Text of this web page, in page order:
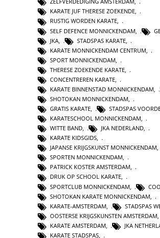
KARATE JUF THERESE ZOEKENDE,
RUSTIG WORDEN KARATE,
SELF DEFENCE MONNICKENDAM
JKA
STADSPAS KARATE
KARATE MONNICKENDAM CENTRUM
SPORT MONNICKENDAM
THERESE ZOEKENDE KARATE
CONCENTREREN KARATE
KARATE BINNENSTAD MONNICKENDAM
SHOTOKAN MONNICKENDAM
GRATIS KARATE, STADSPAS
KARATESCHOOL MONNICKENDAM,
WITTE BAND, JKA NEDERLAND,
KARATE KIDSGIDS,
JAPANSE KRIJGSKUNST MONNICKENDAM,
SPORTEN MONNICKENDAM,
PATRICK KOSTER AMSTERDAM,
DRUK OP SCHOOL KARATE,
SPORTCLUB MONNICKENDAM
SHOTOKAN KARATE MONNICKENDAM
KARATE-AMSTERDAM
STADSPAS
OOSTERSE KRIJGSKUNSTEN AMSTERDAM
KARATE AMSTERDAM
JKA
KARATE STADSPAS